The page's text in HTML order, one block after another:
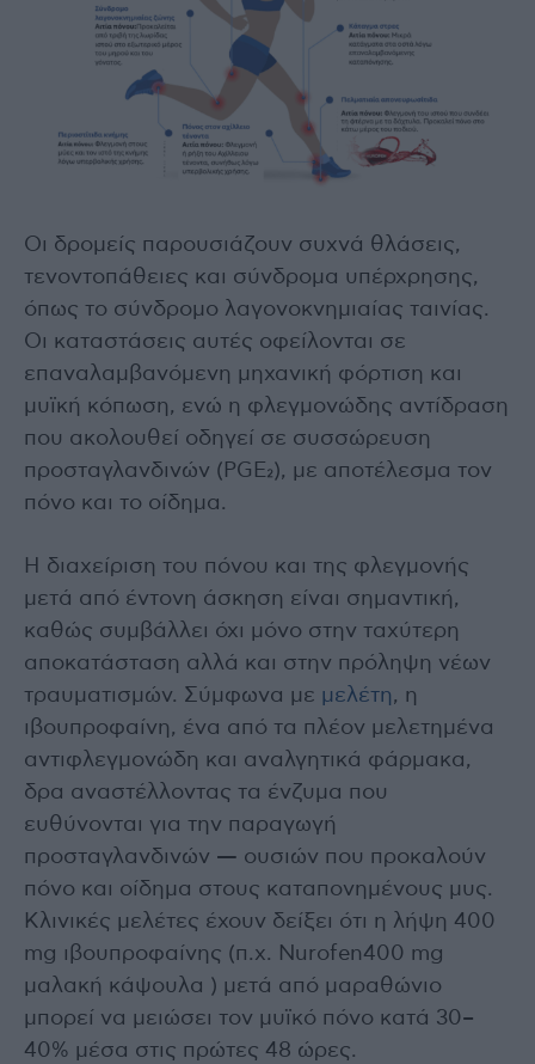
Οι δρομείς παρουσιάζουν συχνά θλάσεις,
τενοντοπάθειες και σύνδρομα υπέρχρησης,
όπως το σύνδρομο λαγονοκνημιαίας ταινίας.
Οι καταστάσεις αυτές οφείλονται σε
επαναλαμβανόμενη μηχανική φόρτιση και
μυϊκή κόπωση, ενώ η φλεγμονώδης αντίδραση
που ακολουθεί οδηγεί σε συσσώρευση
προσταγλανδινών (PGE₂), με αποτέλεσμα τον
πόνο και το οίδημα.
Η διαχείριση του πόνου και της φλεγμονής
μετά από έντονη άσκηση είναι σημαντική,
καθώς συμβάλλει όχι μόνο στην ταχύτερη
αποκατάσταση αλλά και στην πρόληψη νέων
τραυματισμών. Σύμφωνα με μελέτη, η
ιβουπροφαίνη, ένα από τα πλέον μελετημένα
αντιφλεγμονώδη και αναλγητικά φάρμακα,
δρα αναστέλλοντας τα ένζυμα που
ευθύνονται για την παραγωγή
προσταγλανδινών — ουσιών που προκαλούν
πόνο και οίδημα στους καταπονημένους μυς.
Κλινικές μελέτες έχουν δείξει ότι η λήψη 400
mg ιβουπροφαίνης (π.χ. Nurofen400 mg
μαλακή κάψουλα ) μετά από μαραθώνιο
μπορεί να μειώσει τον μυϊκό πόνο κατά 30–
40% μέσα στις πρώτες 48 ώρες.